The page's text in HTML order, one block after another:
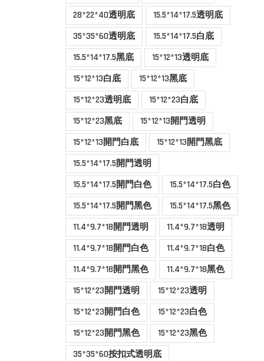
28*22*40透明底
15.5*14*17.5透明底
35*35*60透明底
15.5*14*17.5白底
15.5*14*17.5黑底
15*12*13透明底
15*12*13白底
15*12*13黑底
15*12*23透明底
15*12*23白底
15*12*23黑底
15*12*13開門透明
15*12*13開門白底
15*12*13開門黑底
15.5*14*17.5開門透明
15.5*14*17.5開門白色
15.5*14*17.5白色
15.5*14*17.5開門黑色
15.5*14*17.5黑色
11.4*9.7*18開門透明
11.4*9.7*18透明
11.4*9.7*18開門白色
11.4*9.7*18白色
11.4*9.7*18開門黑色
11.4*9.7*18黑色
15*12*23開門透明
15*12*23透明
15*12*23開門白色
15*12*23白色
15*12*23開門黑色
15*12*23黑色
35*35*60按扣式透明底